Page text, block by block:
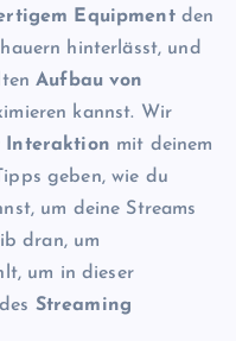
Equipmentden
hinterlässt, und
Aufbau von
kannst. Wir
Interaktion mit deinem
geben, wie du
um deine Streams
dran, um
um in dieser
Streaming